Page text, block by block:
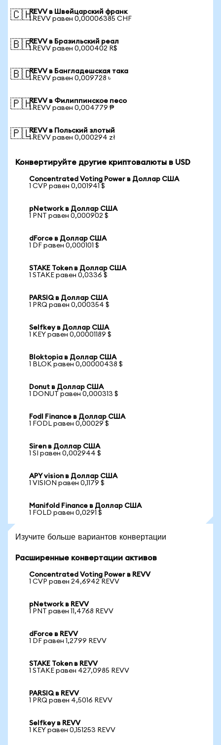
🇨🇭REVV в Швейцарский франк
1 REVV равен 0,00006385 CHF
🇧🇷REVV в Бразильский реал
1 REVV равен 0,000402 R$
🇧🇩REVV в Бангладешская така
1 REVV равен 0,009728 ৳
🇵🇭REVV в Филиппинское песо
1 REVV равен 0,004779 ₱
🇵🇱REVV в Польский злотый
1 REVV равен 0,000294 zł
Конвертируйте другие криптовалюты в USD
Concentrated Voting Power в Доллар США
1 CVP равен 0,001941 $
pNetwork в Доллар США
1 PNT равен 0,000902 $
dForce в Доллар США
1 DF равен 0,000101 $
STAKE Token в Доллар США
1 STAKE равен 0,0336 $
PARSIQ в Доллар США
1 PRQ равен 0,000354 $
Selfkey в Доллар США
1 KEY равен 0,00001189 $
Bloktopia в Доллар США
1 BLOK равен 0,00000438 $
Donut в Доллар США
1 DONUT равен 0,000313 $
Fodl Finance в Доллар США
1 FODL равен 0,00029 $
Siren в Доллар США
1 SI равен 0,002944 $
APY vision в Доллар США
1 VISION равен 0,1179 $
Manifold Finance в Доллар США
1 FOLD равен 0,0291 $
Изучите больше вариантов конвертации
Расширенные конвертации активов
Concentrated Voting Power в REVV
1 CVP равен 24,6942 REVV
pNetwork в REVV
1 PNT равен 11,4768 REVV
dForce в REVV
1 DF равен 1,2799 REVV
STAKE Token в REVV
1 STAKE равен 427,0985 REVV
PARSIQ в REVV
1 PRQ равен 4,5016 REVV
Selfkey в REVV
1 KEY равен 0,151253 REVV